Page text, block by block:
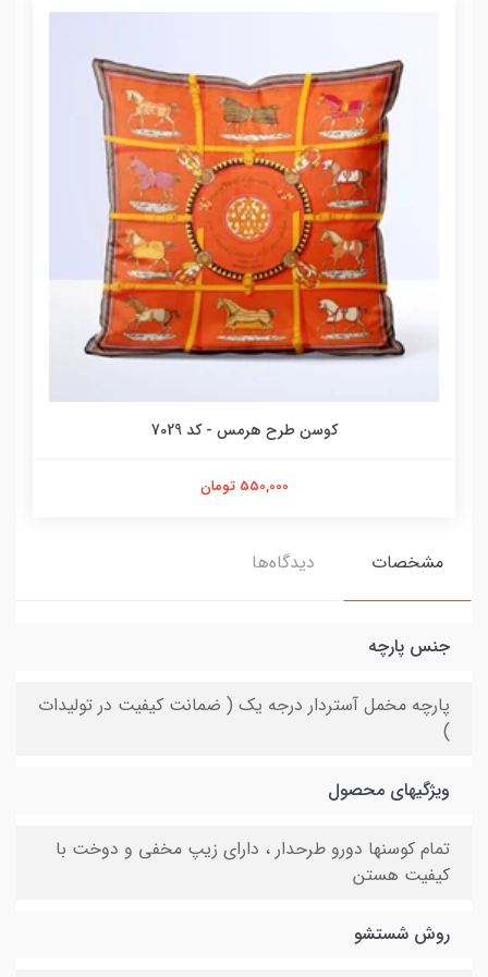
کوسن طرح هرمس - کد 7029
550,000 تومان
مشخصات دیدگاه‌ها
جنس پارچه
پارچه مخمل آستردار درجه یک ( ضمانت کیفیت در تولیدات
)
ویژگیهای محصول
تمام کوسنها دورو طرحدار ، دارای زیپ مخفی و دوخت با
کیفیت هستن
روش شستشو